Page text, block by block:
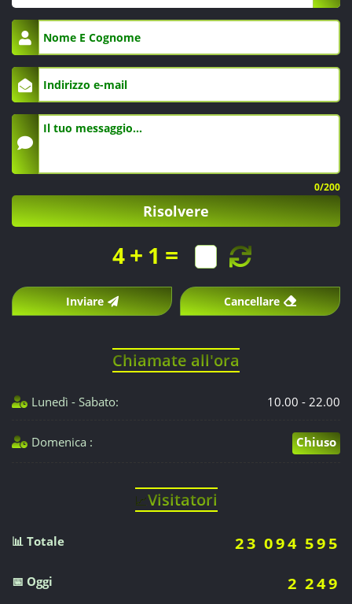
0/200
Risolvere
4+ 1 =
Inviare Cancellare
Chiamate all'ora
Lunedì - Sabato: 10.00 - 22.00
Domenica : Chiuso
📈Visitatori
📊 Totale 23 094 595
📅 Oggi 2 249